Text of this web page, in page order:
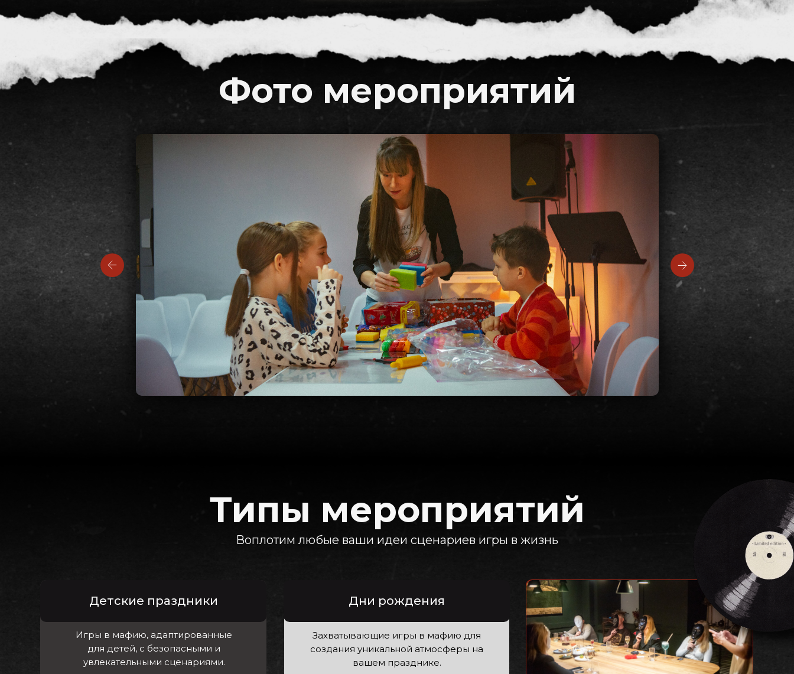
Фото мероприятий
Типы мероприятий
Воплотим любые ваши идеи сценариев игры в жизнь
Детские праздники
Игры в мафию, адаптированные
для детей, с безопасными и
увлекательными сценариями.
Захватывающие игры в мафию для
создания уникальной атмосферы на
вашем празднике.
Дни рождения